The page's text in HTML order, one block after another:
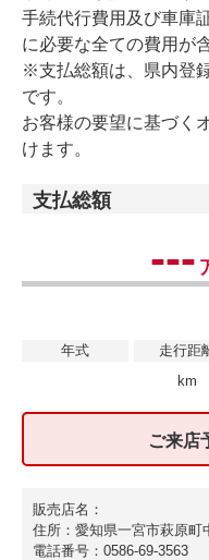
手続代行費用及び車庫
に必要な全ての費用が
※支払総額は、県内登
です。
お客様の要望に基づく
けます。
支払総額
---
年式
走行距
km
ご来店
販売店名：
住所：愛知県一宮市萩原町
電話番号：0586-69-3563